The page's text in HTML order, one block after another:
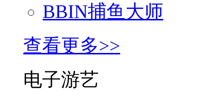
BBIN捕鱼大师
查看更多>>
电子游艺